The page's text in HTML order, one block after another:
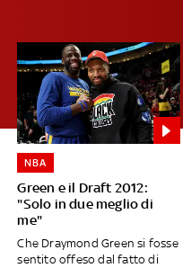
Green e il Draft 2012:
"Solo in due meglio di
me"
NBA
Che Draymond Green si fosse
sentito offeso dal fatto di